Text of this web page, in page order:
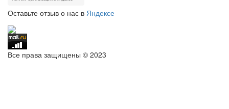
Оставьте отзыв о нас в Яндексе
Все права защищены © 2023